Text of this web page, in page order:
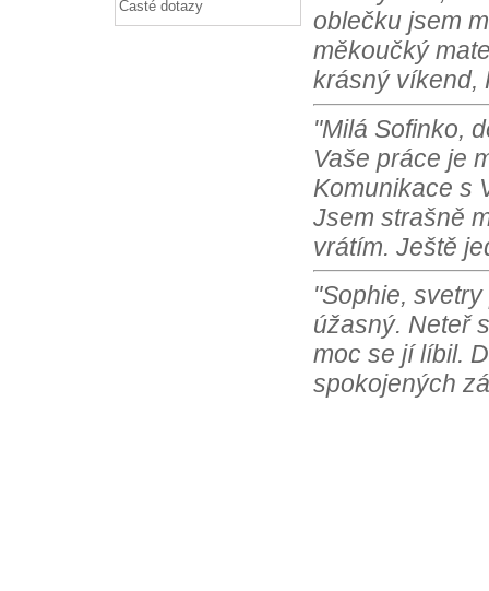
Časté dotazy
oblečku jsem
měkoučký
krásný víkend,
"Milá Sofinko,
Vaše práce je
Komunikace s
Jsem strašně
vrátím. Ještě
"Sophie,
úžasný. Neteř
moc se jí líbil.
spokojených